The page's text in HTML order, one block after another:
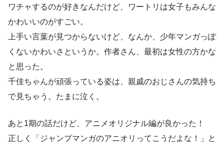
ワチャするのが好きなんだけど、ワートリは女子もみんな
かわいいのがすごい。
上手い言葉が見つからないけど、なんか、少年マンガっぽ
くないかわいさというか。作者さん、最初は女性の方かな
と思った。
千佳ちゃんが頑張っている姿は、親戚のおじさんの気持ち
で見ちゃう。たまに泣く。
あと1期の話だけど、アニメオリジナル編が良かった！
正しく「ジャンプマンガのアニオリってこうだよな！」と